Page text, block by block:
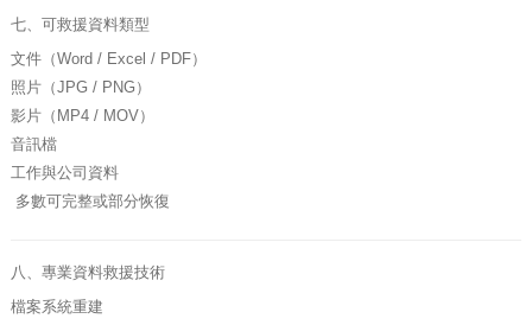
七、可救援資料類型
文件（Word / Excel / PDF）
照片（JPG / PNG）
影片（MP4 / MOV）
音訊檔
工作與公司資料
多數可完整或部分恢復
八、專業資料救援技術
檔案系統重建